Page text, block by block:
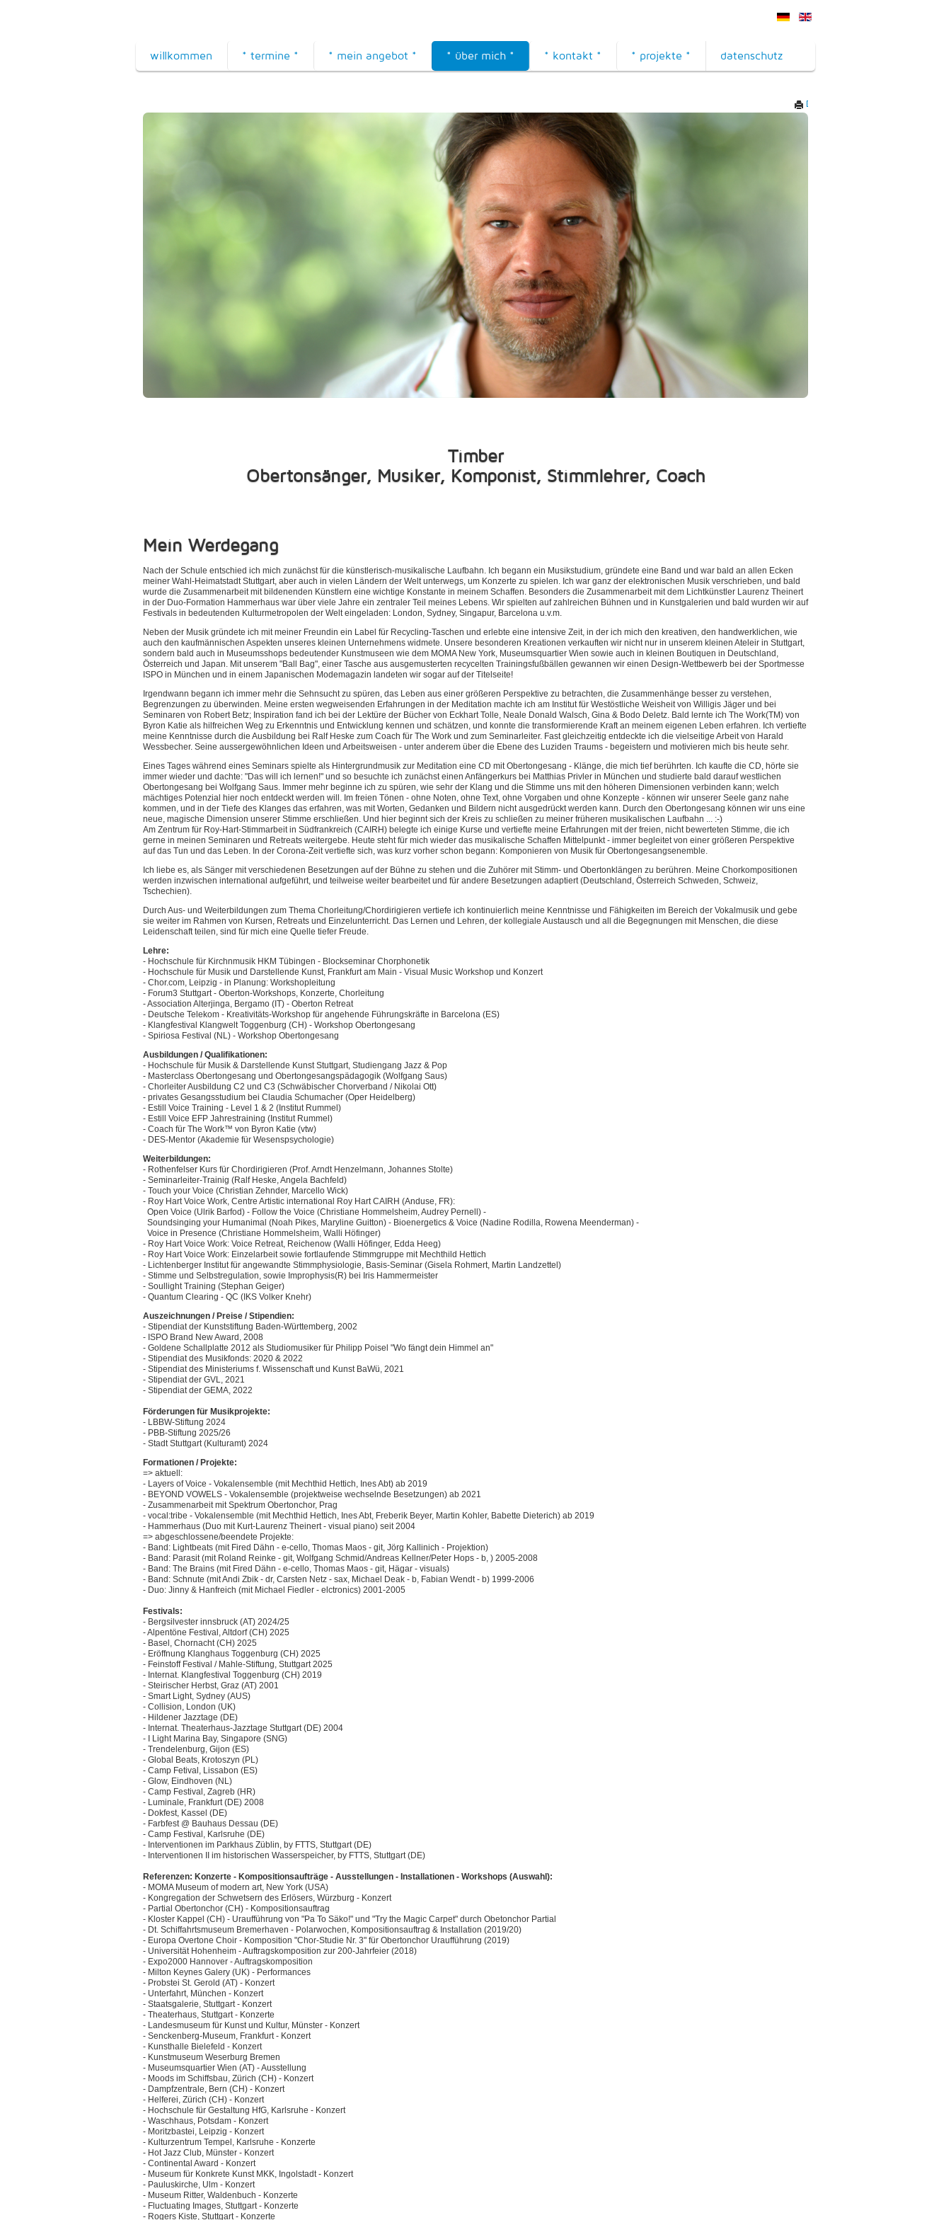
willkommen * termine * * mein angebot * * über mich * * kontakt * * projekte * datenschutz
Drucken
Timber
Obertonsänger, Musiker, Komponist, Stimmlehrer, Coach
Mein Werdegang
Nach der Schule entschied ich mich zunächst für die künstlerisch-musikalische Laufbahn. Ich begann ein Musikstudium, gründete eine Band und war bald an allen Ecken
meiner Wahl-Heimatstadt Stuttgart, aber auch in vielen Ländern der Welt unterwegs, um Konzerte zu spielen. Ich war ganz der elektronischen Musik verschrieben, und bald
wurde die Zusammenarbeit mit bildenenden Künstlern eine wichtige Konstante in meinem Schaffen. Besonders die Zusammenarbeit mit dem Lichtkünstler Laurenz Theinert
in der Duo-Formation Hammerhaus war über viele Jahre ein zentraler Teil meines Lebens. Wir spielten auf zahlreichen Bühnen und in Kunstgalerien und bald wurden wir auf
Festivals in bedeutenden Kulturmetropolen der Welt eingeladen: London, Sydney, Singapur, Barcelona u.v.m.
Neben der Musik gründete ich mit meiner Freundin ein Label für Recycling-Taschen und erlebte eine intensive Zeit, in der ich mich den kreativen, den handwerklichen, wie
auch den kaufmännischen Aspekten unseres kleinen Unternehmens widmete. Unsere besonderen Kreationen verkauften wir nicht nur in unserem kleinen Ateleir in Stuttgart,
sondern bald auch in Museumsshops bedeutender Kunstmuseen wie dem MOMA New York, Museumsquartier Wien sowie auch in kleinen Boutiquen in Deutschland,
Österreich und Japan. Mit unserem "Ball Bag", einer Tasche aus ausgemusterten recycelten Trainingsfußbällen gewannen wir einen Design-Wettbewerb bei der Sportmesse
ISPO in München und in einem Japanischen Modemagazin landeten wir sogar auf der Titelseite!
Irgendwann begann ich immer mehr die Sehnsucht zu spüren, das Leben aus einer größeren Perspektive zu betrachten, die Zusammenhänge besser zu verstehen,
Begrenzungen zu überwinden. Meine ersten wegweisenden Erfahrungen in der Meditation machte ich am Institut für Westöstliche Weisheit von Willigis Jäger und bei
Seminaren von Robert Betz; Inspiration fand ich bei der Lektüre der Bücher von Eckhart Tolle, Neale Donald Walsch, Gina & Bodo Deletz. Bald lernte ich The Work(TM) von
Byron Katie als hilfreichen Weg zu Erkenntnis und Entwicklung kennen und schätzen, und konnte die transformierende Kraft an meinem eigenen Leben erfahren. Ich vertiefte
meine Kenntnisse durch die Ausbildung bei Ralf Heske zum Coach für The Work und zum Seminarleiter. Fast gleichzeitig entdeckte ich die vielseitige Arbeit von Harald
Wessbecher. Seine aussergewöhnlichen Ideen und Arbeitsweisen - unter anderem über die Ebene des Luziden Traums - begeistern und motivieren mich bis heute sehr.
Eines Tages während eines Seminars spielte als Hintergrundmusik zur Meditation eine CD mit Obertongesang - Klänge, die mich tief berührten. Ich kaufte die CD, hörte sie
immer wieder und dachte: "Das will ich lernen!" und so besuchte ich zunächst einen Anfängerkurs bei Matthias Privler in München und studierte bald darauf westlichen
Obertongesang bei Wolfgang Saus. Immer mehr beginne ich zu spüren, wie sehr der Klang und die Stimme uns mit den höheren Dimensionen verbinden kann; welch
mächtiges Potenzial hier noch entdeckt werden will. Im freien Tönen - ohne Noten, ohne Text, ohne Vorgaben und ohne Konzepte - können wir unserer Seele ganz nahe
kommen, und in der Tiefe des Klanges das erfahren, was mit Worten, Gedanken und Bildern nicht ausgedrückt werden kann. Durch den Obertongesang können wir uns eine
neue, magische Dimension unserer Stimme erschließen. Und hier beginnt sich der Kreis zu schließen zu meiner früheren musikalischen Laufbahn ... :-)
Am Zentrum für Roy-Hart-Stimmarbeit in Südfrankreich (CAIRH) belegte ich einige Kurse und vertiefte meine Erfahrungen mit der freien, nicht bewerteten Stimme, die ich
gerne in meinen Seminaren und Retreats weitergebe. Heute steht für mich wieder das musikalische Schaffen Mittelpunkt - immer begleitet von einer größeren Perspektive
auf das Tun und das Leben. In der Corona-Zeit vertiefte sich, was kurz vorher schon begann: Komponieren von Musik für Obertongesangsenemble.
Ich liebe es, als Sänger mit verschiedenen Besetzungen auf der Bühne zu stehen und die Zuhörer mit Stimm- und Obertonklängen zu berühren. Meine Chorkompositionen
werden inzwischen international aufgeführt, und teilweise weiter bearbeitet und für andere Besetzungen adaptiert (Deutschland, Österreich Schweden, Schweiz,
Tschechien).
Durch Aus- und Weiterbildungen zum Thema Chorleitung/Chordirigieren vertiefe ich kontinuierlich meine Kenntnisse und Fähigkeiten im Bereich der Vokalmusik und gebe
sie weiter im Rahmen von Kursen, Retreats und Einzelunterricht. Das Lernen und Lehren, der kollegiale Austausch und all die Begegnungen mit Menschen, die diese
Leidenschaft teilen, sind für mich eine Quelle tiefer Freude.
Lehre:
- Hochschule für Kirchnmusik HKM Tübingen - Blockseminar Chorphonetik
- Hochschule für Musik und Darstellende Kunst, Frankfurt am Main - Visual Music Workshop und Konzert
- Chor.com, Leipzig - in Planung: Workshopleitung
- Forum3 Stuttgart - Oberton-Workshops, Konzerte, Chorleitung
- Association Alterjinga, Bergamo (IT) - Oberton Retreat
- Deutsche Telekom - Kreativitäts-Workshop für angehende Führungskräfte in Barcelona (ES)
- Klangfestival Klangwelt Toggenburg (CH) - Workshop Obertongesang
- Spiriosa Festival (NL) - Workshop Obertongesang
Ausbildungen / Qualifikationen:
- Hochschule für Musik & Darstellende Kunst Stuttgart, Studiengang Jazz & Pop
- Masterclass Obertongesang und Obertongesangspädagogik (Wolfgang Saus)
- Chorleiter Ausbildung C2 und C3 (Schwäbischer Chorverband / Nikolai Ott)
- privates Gesangsstudium bei Claudia Schumacher (Oper Heidelberg)
- Estill Voice Training - Level 1 & 2 (Institut Rummel)
- Estill Voice EFP Jahrestraining (Institut Rummel)
- Coach für The Work™ von Byron Katie (vtw)
- DES-Mentor (Akademie für Wesenspsychologie)
Weiterbildungen:
- Rothenfelser Kurs für Chordirigieren (Prof. Arndt Henzelmann, Johannes Stolte)
- Seminarleiter-Trainig (Ralf Heske, Angela Bachfeld)
- Touch your Voice (Christian Zehnder, Marcello Wick)
- Roy Hart Voice Work, Centre Artistic international Roy Hart CAIRH (Anduse, FR):
Open Voice (Ulrik Barfod) - Follow the Voice (Christiane Hommelsheim, Audrey Pernell) -
Soundsinging your Humanimal (Noah Pikes, Maryline Guitton) - Bioenergetics & Voice (Nadine Rodilla, Rowena Meenderman) -
Voice in Presence (Christiane Hommelsheim, Walli Höfinger)
- Roy Hart Voice Work: Voice Retreat, Reichenow (Walli Höfinger, Edda Heeg)
- Roy Hart Voice Work: Einzelarbeit sowie fortlaufende Stimmgruppe mit Mechthild Hettich
- Lichtenberger Institut für angewandte Stimmphysiologie, Basis-Seminar (Gisela Rohmert, Martin Landzettel)
- Stimme und Selbstregulation, sowie Improphysis(R) bei Iris Hammermeister
- Soullight Training (Stephan Geiger)
- Quantum Clearing - QC (IKS Volker Knehr)
Auszeichnungen / Preise / Stipendien:
- Stipendiat der Kunststiftung Baden-Württemberg, 2002
- ISPO Brand New Award, 2008
- Goldene Schallplatte 2012 als Studiomusiker für Philipp Poisel "Wo fängt dein Himmel an"
- Stipendiat des Musikfonds: 2020 & 2022
- Stipendiat des Ministeriums f. Wissenschaft und Kunst BaWü, 2021
- Stipendiat der GVL, 2021
- Stipendiat der GEMA, 2022
Förderungen für Musikprojekte:
- LBBW-Stiftung 2024
- PBB-Stiftung 2025/26
- Stadt Stuttgart (Kulturamt) 2024
Formationen / Projekte:
=> aktuell:
- Layers of Voice - Vokalensemble (mit Mechthid Hettich, Ines Abt) ab 2019
- BEYOND VOWELS - Vokalensemble (projektweise wechselnde Besetzungen) ab 2021
- Zusammenarbeit mit Spektrum Obertonchor, Prag
- vocal:tribe - Vokalensemble (mit Mechthid Hettich, Ines Abt, Freberik Beyer, Martin Kohler, Babette Dieterich) ab 2019
- Hammerhaus (Duo mit Kurt-Laurenz Theinert - visual piano) seit 2004
=> abgeschlossene/beendete Projekte:
- Band: Lightbeats (mit Fired Dähn - e-cello, Thomas Maos - git, Jörg Kallinich - Projektion)
- Band: Parasit (mit Roland Reinke - git, Wolfgang Schmid/Andreas Kellner/Peter Hops - b, ) 2005-2008
- Band: The Brains (mit Fired Dähn - e-cello, Thomas Maos - git, Hägar - visuals)
- Band: Schnute (mit Andi Zbik - dr, Carsten Netz - sax, Michael Deak - b, Fabian Wendt - b) 1999-2006
- Duo: Jinny & Hanfreich (mit Michael Fiedler - elctronics) 2001-2005
Festivals:
- Bergsilvester innsbruck (AT) 2024/25
- Alpentöne Festival, Altdorf (CH) 2025
- Basel, Chornacht (CH) 2025
- Eröffnung Klanghaus Toggenburg (CH) 2025
- Feinstoff Festival / Mahle-Stiftung, Stuttgart 2025
- Internat. Klangfestival Toggenburg (CH) 2019
- Steirischer Herbst, Graz (AT) 2001
- Smart Light, Sydney (AUS)
- Collision, London (UK)
- Hildener Jazztage (DE)
- Internat. Theaterhaus-Jazztage Stuttgart (DE) 2004
- I Light Marina Bay, Singapore (SNG)
- Trendelenburg, Gijon (ES)
- Global Beats, Krotoszyn (PL)
- Camp Fetival, Lissabon (ES)
- Glow, Eindhoven (NL)
- Camp Festival, Zagreb (HR)
- Luminale, Frankfurt (DE) 2008
- Dokfest, Kassel (DE)
- Farbfest @ Bauhaus Dessau (DE)
- Camp Festival, Karlsruhe (DE)
- Interventionen im Parkhaus Züblin, by FTTS, Stuttgart (DE)
- Interventionen II im historischen Wasserspeicher, by FTTS, Stuttgart (DE)
Referenzen: Konzerte - Kompositionsaufträge - Ausstellungen - Installationen - Workshops (Auswahl):
- MOMA Museum of modern art, New York (USA)
- Kongregation der Schwetsern des Erlösers, Würzburg - Konzert
- Partial Obertonchor (CH) - Kompositionsauftrag
- Kloster Kappel (CH) - Uraufführung von "Pa To Säko!" und "Try the Magic Carpet" durch Obetonchor Partial
- Dt. Schiffahrtsmuseum Bremerhaven - Polarwochen, Kompositionsauftrag & Installation (2019/20)
- Europa Overtone Choir - Komposition "Chor-Studie Nr. 3" für Obertonchor Uraufführung (2019)
- Universität Hohenheim - Auftragskomposition zur 200-Jahrfeier (2018)
- Expo2000 Hannover - Auftragskomposition
- Milton Keynes Galery (UK) - Performances
- Probstei St. Gerold (AT) - Konzert
- Unterfahrt, München - Konzert
- Staatsgalerie, Stuttgart - Konzert
- Theaterhaus, Stuttgart - Konzerte
- Landesmuseum für Kunst und Kultur, Münster - Konzert
- Senckenberg-Museum, Frankfurt - Konzert
- Kunsthalle Bielefeld - Konzert
- Kunstmuseum Weserburg Bremen
- Museumsquartier Wien (AT) - Ausstellung
- Moods im Schiffsbau, Zürich (CH) - Konzert
- Dampfzentrale, Bern (CH) - Konzert
- Helferei, Zürich (CH) - Konzert
- Hochschule für Gestaltung HfG, Karlsruhe - Konzert
- Waschhaus, Potsdam - Konzert
- Moritzbastei, Leipzig - Konzert
- Kulturzentrum Tempel, Karlsruhe - Konzerte
- Hot Jazz Club, Münster - Konzert
- Continental Award - Konzert
- Museum für Konkrete Kunst MKK, Ingolstadt - Konzert
- Pauluskirche, Ulm - Konzert
- Museum Ritter, Waldenbuch - Konzerte
- Fluctuating Images, Stuttgart - Konzerte
- Rogers Kiste, Stuttgart - Konzerte